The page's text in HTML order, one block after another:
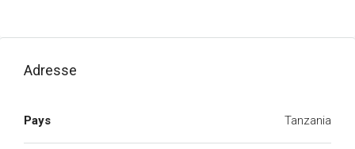
Adresse
Pays Tanzania